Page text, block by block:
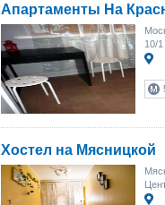
Апартаменты На
10/1
Хостел на Мясницкой